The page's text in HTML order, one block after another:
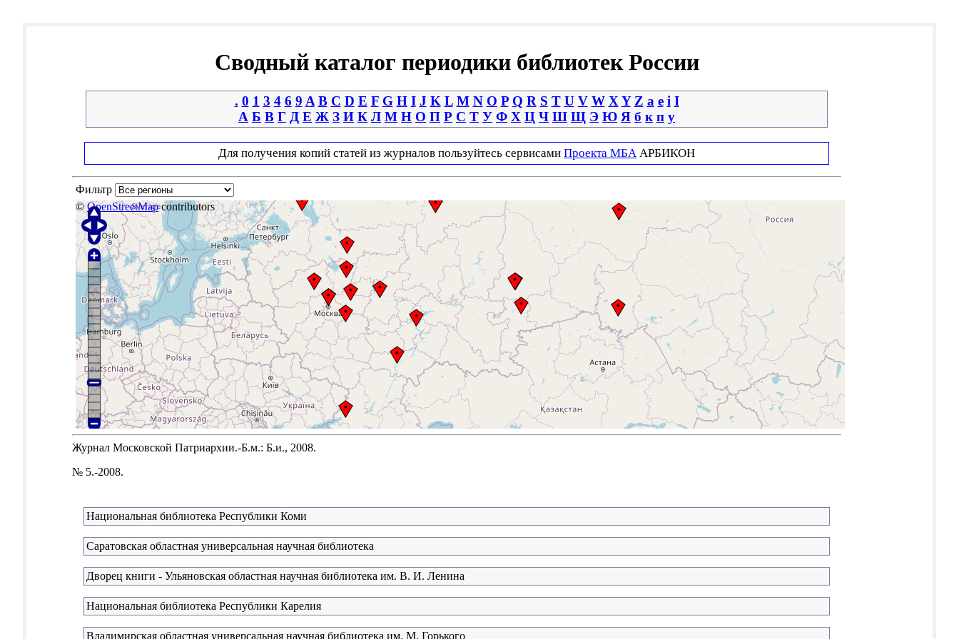
Сводный каталог периодики библиотек России
. 0 1 3 4 6 9 A B C D E F G H I J K L M N O P Q R S T U V W X Y Z a e i І
А Б В Г Д Е Ж З И К Л М Н О П Р С Т У Ф Х Ц Ч Ш Щ Э Ю Я б к п у
Для получения копий статей из журналов пользуйтесь сервисами Проекта МБА АРБИКОН
Фильтр
©OpenStreetMapcontributors
Журнал Московской Патриархии.-Б.м.: Б.и., 2008.
№ 5.-2008.
Национальная библиотека Республики Коми
Саратовская областная универсальная научная библиотека
Дворец книги - Ульяновская областная научная библиотека им. В. И. Ленина
Национальная библиотека Республики Карелия
Владимирская областная универсальная научная библиотека им. М. Горького